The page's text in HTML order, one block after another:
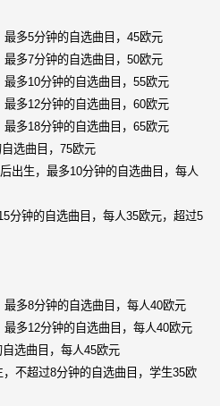
多5分钟的自选曲目，45欧元
多7分钟的自选曲目，50欧元
多10分钟的自选曲目，55欧元
多12分钟的自选曲目，60欧元
多18分钟的自选曲目，65欧元
选曲目，75欧元
出生，最多10分钟的自选曲目，每人
分钟的自选曲目，每人35欧元，超过5
多8分钟的自选曲目，每人40欧元
多12分钟的自选曲目，每人40欧元
选曲目，每人45欧元
不超过8分钟的自选曲目，学生35欧